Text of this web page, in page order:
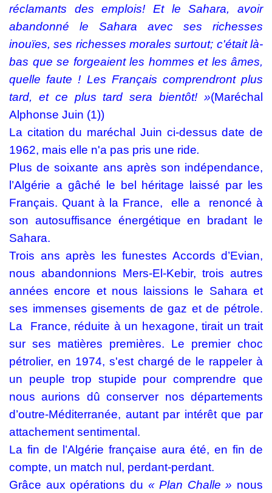
réclamants des emplois! Et le Sahara, avoir
abandonné le Sahara avec ses richesses
inouïes, ses richesses morales surtout; c'était là-
bas que se forgeaient les hommes et les âmes,
quelle faute ! Les Français comprendront plus
tard, et ce plus tard sera bientôt! »(Maréchal
Alphonse Juin (1))
La citation du maréchal Juin ci-dessus date de
1962, mais elle n'a pas pris une ride.
Plus de soixante ans après son indépendance,
l’Algérie a gâché le bel héritage laissé par les
Français. Quant à la France,
elle a
renoncé à
son autosuffisance énergétique en bradant le
Sahara.
Trois ans après les funestes Accords d’Evian,
nous abandonnions Mers-El-Kebir, trois autres
années encore et nous laissions le Sahara et
ses immenses gisements de gaz et de pétrole.
La
France, réduite à un hexagone, tirait un trait
sur ses matières premières. Le premier choc
pétrolier, en 1974, s'est chargé de le rappeler à
un peuple trop stupide pour comprendre que
nous aurions dû conserver nos départements
d’outre-Méditerranée, autant par intérêt que par
attachement sentimental.
La fin de l’Algérie française aura été, en fin de
compte, un match nul, perdant-perdant.
Grâce aux opérations du « Plan Challe » nous